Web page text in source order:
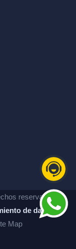
reservados. |
de datos
Map